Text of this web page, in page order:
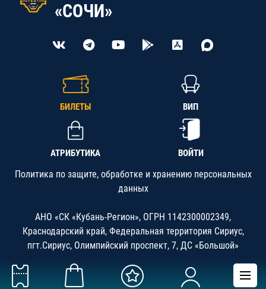
«СОЧИ»
БИЛЕТЫ ВИП
АТРИБУТИКА ВОЙТИ
Политика по защите, обработке и хранению персональных
данных
АНО «СК «Кубань-Регион», ОГРН 1142300002349,
Краснодарский край, Федеральная территория Сириус,
пгт.Сириус, Олимпийский проспект, 7, ДС «Большой»